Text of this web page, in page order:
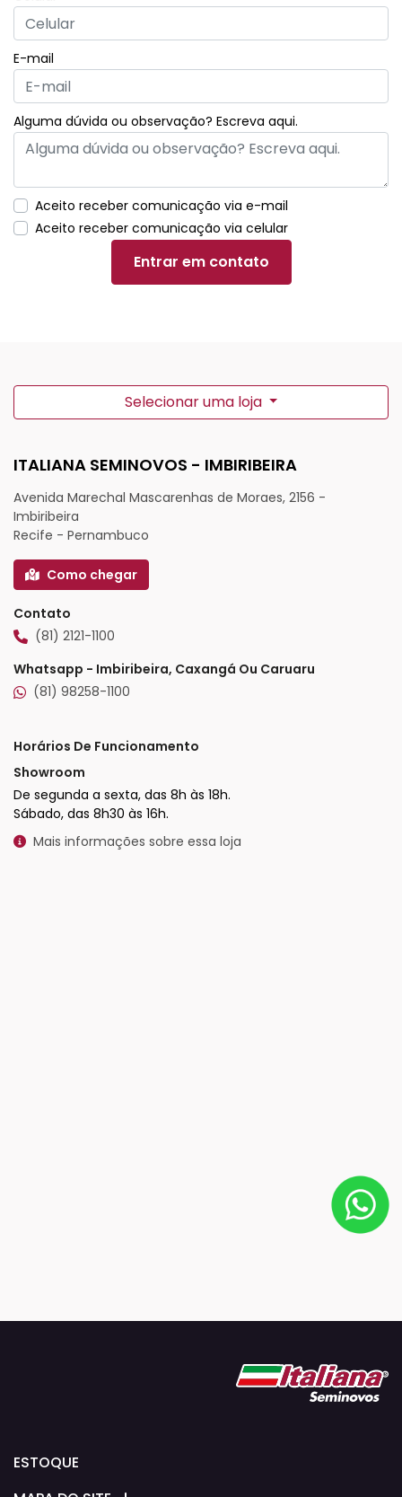
E-mail
Alguma dúvida ou observação? Escreva aqui.
Aceito receber comunicação via e-mail
Aceito receber comunicação via celular
Entrar em contato
Selecionar uma loja
ITALIANA SEMINOVOS - IMBIRIBEIRA
Avenida Marechal Mascarenhas de Moraes, 2156 -
Imbiribeira
Recife - Pernambuco
Como chegar
Contato
(81) 2121-1100
Whatsapp - Imbiribeira, Caxangá Ou Caruaru
(81) 98258-1100
Horários De Funcionamento
Showroom
De segunda a sexta, das 8h às 18h.
Sábado, das 8h30 às 16h.
Mais informações sobre essa loja
ESTOQUE